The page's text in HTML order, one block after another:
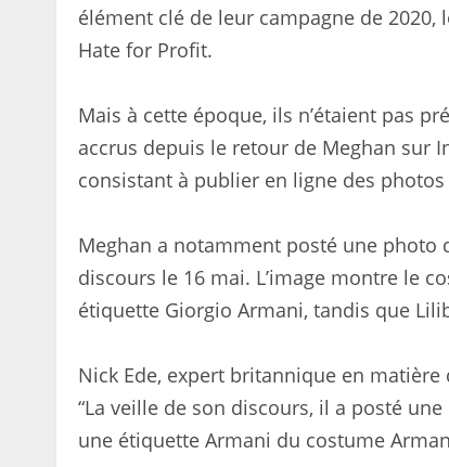
élément clé de leur campagne de 2020,
Hate for Profit.
Mais à cette époque, ils n’étaient pas
accrus depuis le retour de Meghan sur
consistant à publier en ligne des
Meghan a notamment posté une photo
discours le 16 mai. L’image montre le
étiquette Giorgio Armani, tandis que
Nick Ede, expert britannique en
“La veille de son discours, il a posté
une étiquette Armani du costume